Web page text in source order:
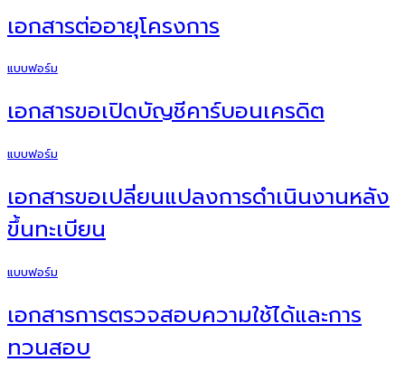
เอกสารต่ออายุโครงการ
แบบฟอร์ม
เอกสารขอเปิดบัญชีคาร์บอนเครดิต
แบบฟอร์ม
เอกสารขอเปลี่ยนแปลงการดำเนินงานหลัง
ขึ้นทะเบียน
แบบฟอร์ม
เอกสารการตรวจสอบความใช้ได้และการ
ทวนสอบ